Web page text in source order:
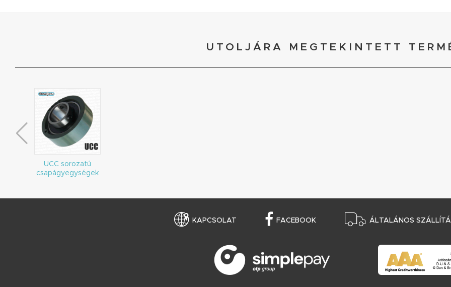
UTOLJÁRA MEGTEKINTETT
UCC sorozatú
csapágyegységek
KAPCSOLAT FACEBOOK ÁLTALÁNOS